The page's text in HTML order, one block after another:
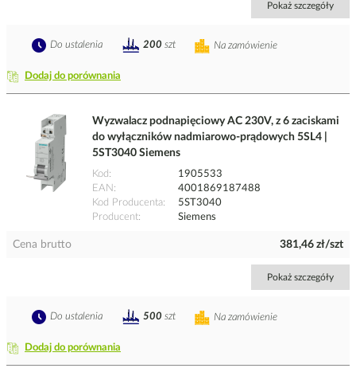
Pokaż szczegóły
Dodaj do porównania
Na zamówienie
Do ustalenia 200 szt
Wyzwalacz podnapięciowy AC 230V, z 6 zaciskami
do wyłączników nadmiarowo-prądowych 5SL4 |
5ST3040 Siemens
Kod
1905533
EAN
4001869187488
Kod Producenta
5ST3040
Producent
Siemens
Cena brutto 381,46 zł/szt
Pokaż szczegóły
Dodaj do porównania
Na zamówienie
Do ustalenia 500 szt